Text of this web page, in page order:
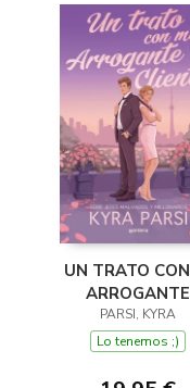
UN TRATO
ARROGANTE
CLIENTE (JEFES
MALVADOS Y
PARSI, KYRA
Lo tenemos ;)